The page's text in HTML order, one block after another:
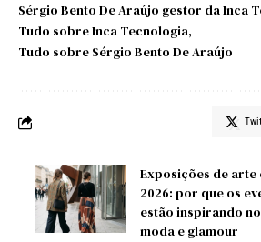
Sérgio Bento De Araújo gestor da Inca
Tudo sobre Inca Tecnologia
Tudo sobre Sérgio Bento De Araújo
Exposições de arte
2026: por que os
estão inspirando
moda e glamour